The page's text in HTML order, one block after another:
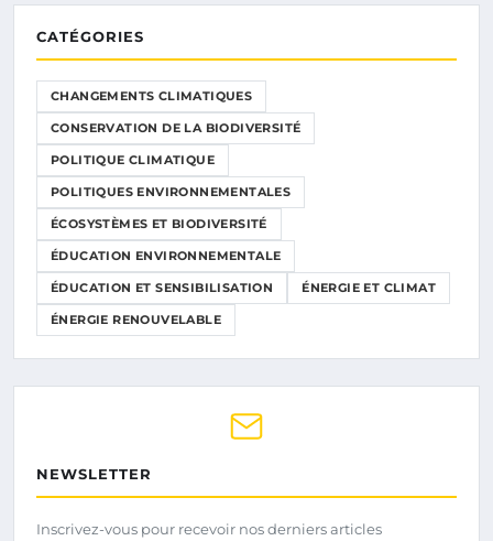
CATÉGORIES
CHANGEMENTS CLIMATIQUES
CONSERVATION DE LA BIODIVERSITÉ
POLITIQUE CLIMATIQUE
POLITIQUES ENVIRONNEMENTALES
ÉCOSYSTÈMES ET BIODIVERSITÉ
ÉDUCATION ENVIRONNEMENTALE
ÉDUCATION ET SENSIBILISATION ÉNERGIE ET CLIMAT
ÉNERGIE RENOUVELABLE
NEWSLETTER
Inscrivez-vous pour recevoir nos derniers articles